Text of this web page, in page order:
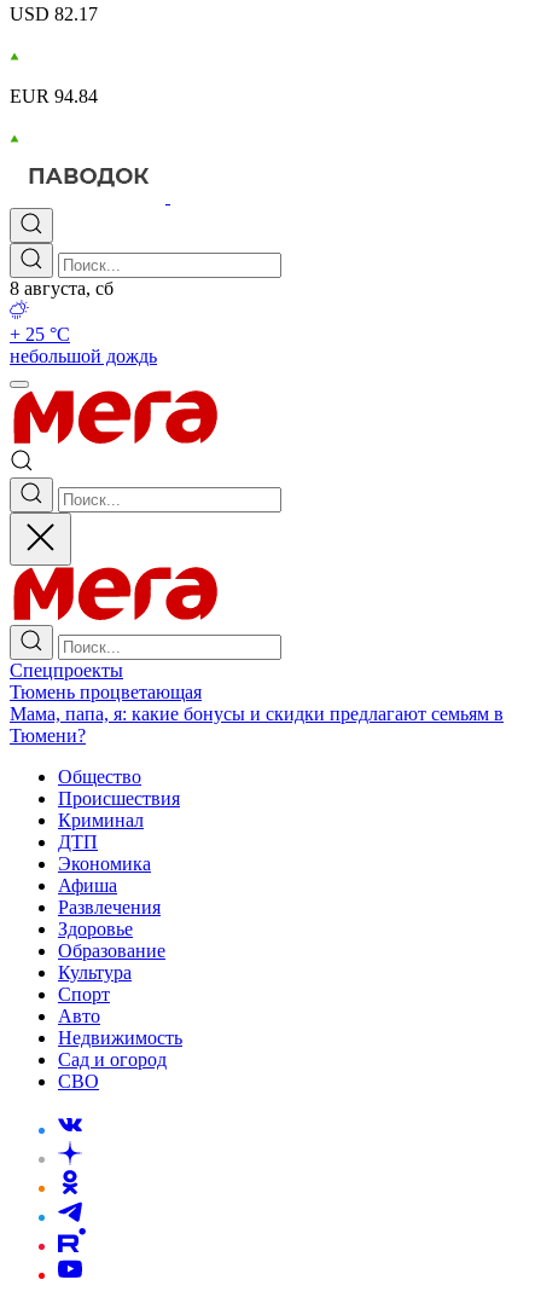
USD 82.17
EUR 94.84
8 августа, сб
+ 25 °С
небольшой дождь
Спецпроекты
Тюмень процветающая
Мама, папа, я: какие бонусы и скидки предлагают семьям в
Тюмени?
Общество
Происшествия
Криминал
ДТП
Экономика
Афиша
Развлечения
Здоровье
Образование
Культура
Спорт
Авто
Недвижимость
Сад и огород
СВО